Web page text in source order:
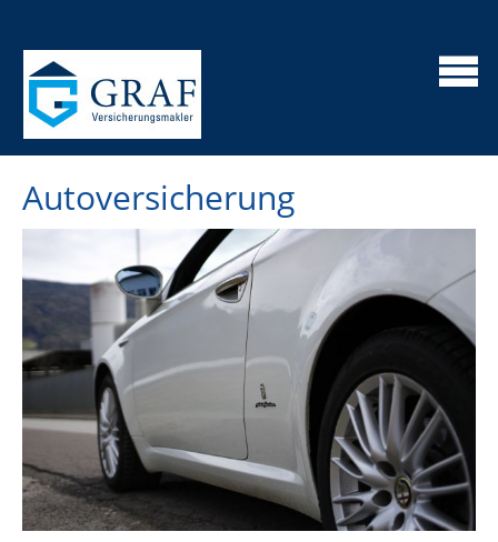
Autoversicherung